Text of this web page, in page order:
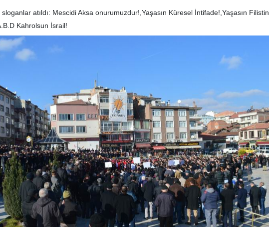
sloganlar atıldı: Mescidi Aksa onurumuzdur!,Yaşasın Küresel İntifade!,Yaşasın Filistin
Kahrolsun İsrail!